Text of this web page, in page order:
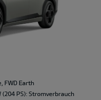
FWD Earth
PS): Stromverbrauch